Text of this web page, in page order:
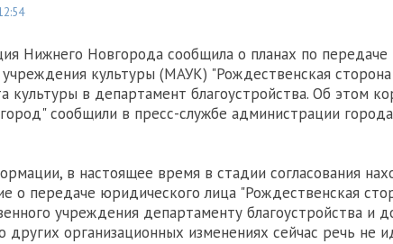
Нижнего Новгорода сообщила о планах по передаче
культуры (МАУК) "Рождественская
культуры в департамент благоустройства. Об этом
сообщили в пресс-службе администрации города
в настоящее время в стадии согласования
о передаче юридического лица "Рождественская
учреждения департаменту благоустройства и
других организационных изменениях сейчас речь не